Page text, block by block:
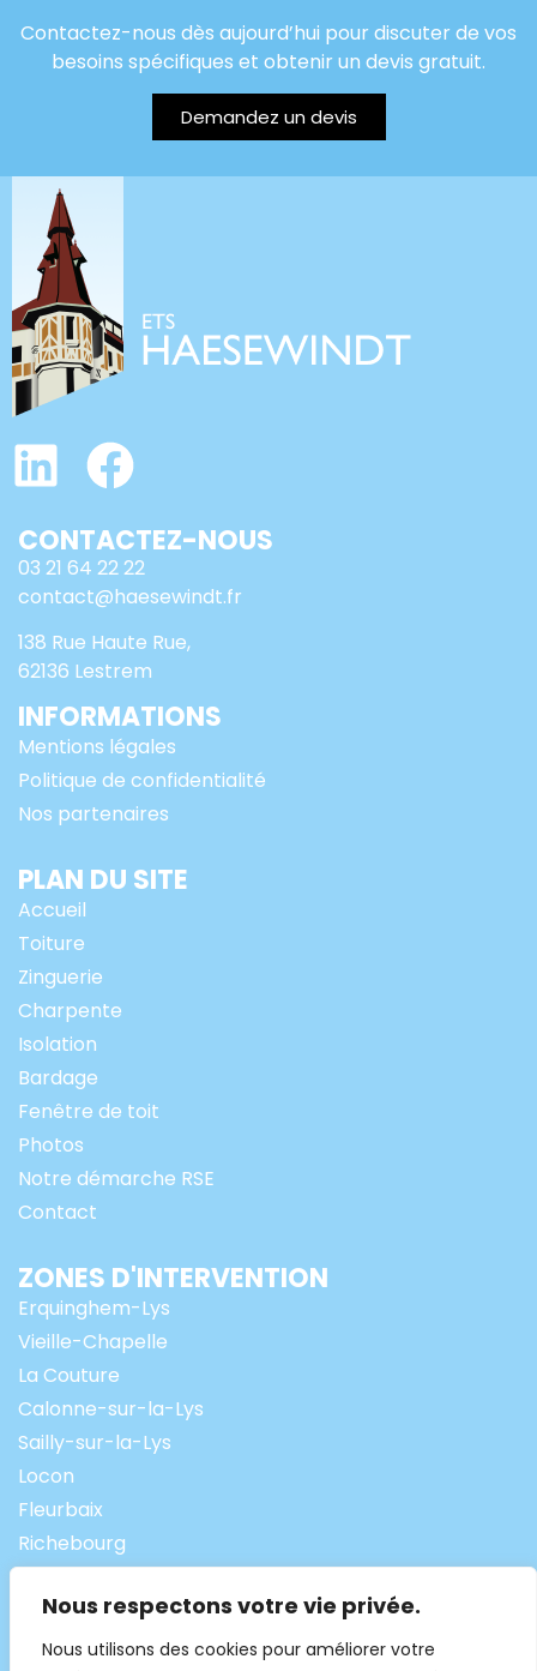
Nous respectons votre vie privée.
Nous utilisons des cookies pour améliorer votre
Contactez-nous dès aujourd’hui pour discuter de vos
besoins spécifiques et obtenir un devis gratuit.
Demandez un devis
CONTACTEZ-NOUS
03 21 64 22 22
contact@haesewindt.fr
138 Rue Haute Rue,
62136 Lestrem
INFORMATIONS
Mentions légales
Politique de confidentialité
Nos partenaires
PLAN DU SITE
Accueil
Toiture
Zinguerie
Charpente
Isolation
Bardage
Fenêtre de toit
Photos
Notre démarche RSE
Contact
ZONES D'INTERVENTION
Erquinghem-Lys
Vieille-Chapelle
La Couture
Calonne-sur-la-Lys
Sailly-sur-la-Lys
Locon
Fleurbaix
Richebourg
Lestrem
Laventie